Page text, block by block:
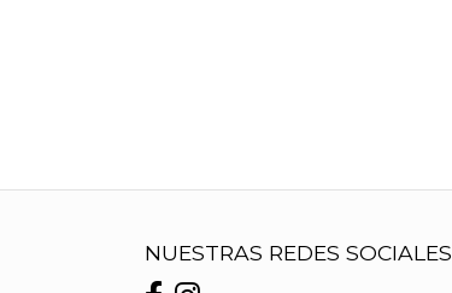
NUESTRAS REDES SOCIALES